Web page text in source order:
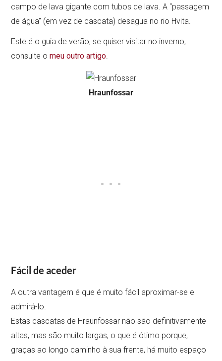
campo de lava gigante com tubos de lava. A “passagem
de água” (em vez de cascata) desagua no rio Hvita.
Este é o guia de verão, se quiser visitar no inverno,
consulte omeu outro artigo
Hraunfossar
Fácil de aceder
A outra vantagem é que é muito fácil aproximar-se e
admirá-lo.
Estas cascatas de Hraunfossar não são definitivamente
altas, mas são muito largas, o que é ótimo porque,
graças ao longo caminho à sua frente, há muito espaço